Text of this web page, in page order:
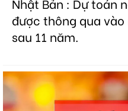
Nhật Bản : Dự toán
được thông qua
sau 11 năm.